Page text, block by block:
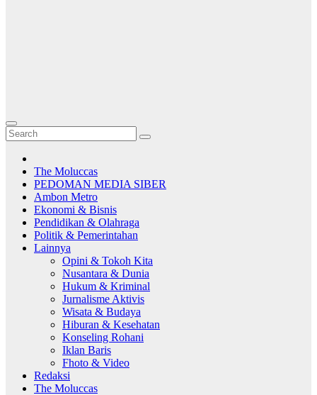
The Moluccas
PEDOMAN MEDIA SIBER
Ambon Metro
Ekonomi & Bisnis
Pendidikan & Olahraga
Politik & Pemerintahan
Lainnya
Opini & Tokoh Kita
Nusantara & Dunia
Hukum & Kriminal
Jurnalisme Aktivis
Wisata & Budaya
Hiburan & Kesehatan
Konseling Rohani
Iklan Baris
Fhoto & Video
Redaksi
The Moluccas